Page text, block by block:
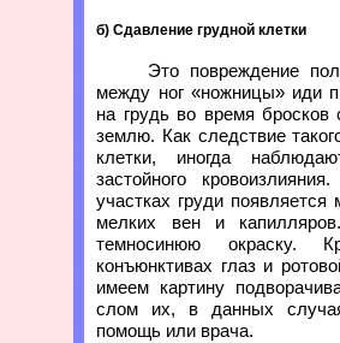
б) Сдавление грудной клетки
Это повреждение
между ног «ножницы» иди
на грудь во время
землю. Как следствие
клетки, иногда
застойного
участках груди
мелких вен и
темносинюю окраску.
конъюнктивах глаз и
имеем картину
слом их, в данных
помощь или врача.